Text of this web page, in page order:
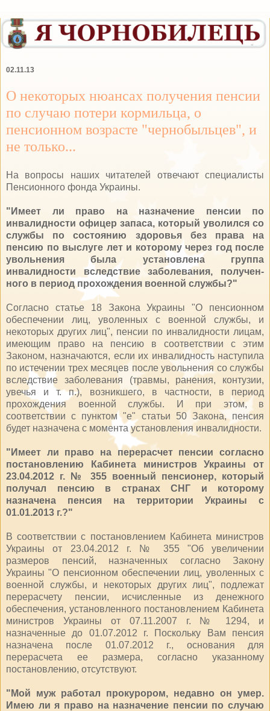
02.11.13
О некоторых нюансах получения пенсии
по случаю потери кормильца, о
пенсионном возрасте "чернобыльцев", и
не только...
На вопросы наших читателей отвечают специалисты
Пенсионного фонда Украины.
"Имеет ли право на назначение пенсии по
инвалидности офицер запаса, который уволился со
службы по состоянию здоровья без права на
пенсию по выслуге лет и которому через год после
увольнения была установлена группа
инвалидности вследствие заболевания, получен­
ного в период прохождения военной службы?"
Согласно статье 18 Закона Украины "О пенсионном
обеспечении лиц, уволенных с военной службы, и
некоторых других лиц", пенсии по инвалидности лицам,
имеющим право на пенсию в соответствии с этим
Законом, назначаются, если их инвалид­ность наступила
по истечении трех месяцев после увольнения со службы
вследствие заболевания (травмы, ранения, контузии,
увечья и т. п.), возникшего, в частности, в период
прохождения военной службы. И при этом, в
соответствии с пунктом "е" статьи 50 Закона, пенсия
будет назначена с момента установления инвалидности.
"Имеет ли пра­во на перерасчет пен­сии согласно
постановлению Ка­бинета министров Украины от
23.04.2012 г. № 355 военный пенсионер, который
получал пенсию в странах СНГ и которому
назначена пен­сия на территории Украины с
01.01.2013 г.?"
В соответствии с постановлением Кабинета министров
Украины от 23.04.2012 г. № 355 "Об увеличении
размеров пенсий, назначенных согласно Закону
Украины "О пенсионном обеспечении лиц, уволенных с
военной службы, и некоторых других лиц", подлежат
перерасчету пенсии, исчисленные из денежного
обеспечения, установленного постановлением Кабинета
министров Украины от 07.11.2007 г. № 1294, и
назначенные до 01.07.2012 г. Поскольку Вам пенсия
назначена после 01.07.2012 г., основания для
перерасчета ее размера, согласно указанному
постановлению, отсутствуют.
"Мой муж ра­ботал прокурором, недавно он умер.
Имею ли я право на назначение пенсии по случаю